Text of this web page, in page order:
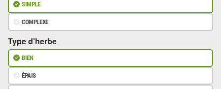
SIMPLE
COMPLEXE
Type d'herbe
BIEN
ÉPAIS